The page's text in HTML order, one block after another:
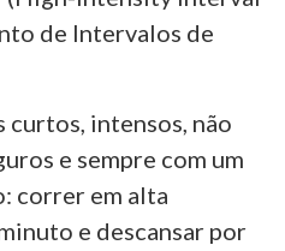
de Intervalos de
curtos, intensos, não
e sempre com um
correr em alta
e descansar por